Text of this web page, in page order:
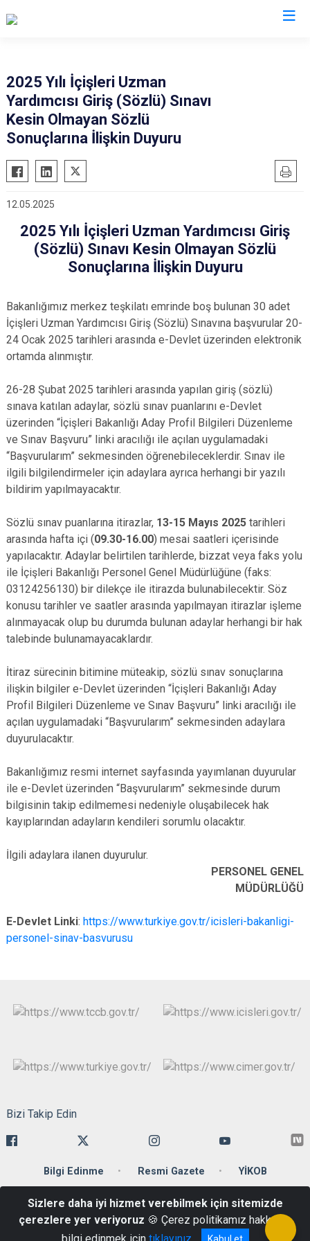
2025 Yılı İçişleri Uzman
Yardımcısı Giriş (Sözlü) Sınavı
Kesin Olmayan Sözlü
Sonuçlarına İlişkin Duyuru
12.05.2025
2025 Yılı İçişleri Uzman Yardımcısı Giriş
(Sözlü) Sınavı Kesin Olmayan Sözlü
Sonuçlarına İlişkin Duyuru
Bakanlığımız merkez teşkilatı emrinde boş bulunan 30 adet
İçişleri Uzman Yardımcısı Giriş (Sözlü) Sınavına başvurular 20-
24 Ocak 2025 tarihleri arasında e-Devlet üzerinden elektronik
ortamda alınmıştır.
26-28 Şubat 2025 tarihleri arasında yapılan giriş (sözlü)
sınava katılan adaylar, sözlü sınav puanlarını e-Devlet
üzerinden “İçişleri Bakanlığı Aday Profil Bilgileri Düzenleme
ve Sınav Başvuru” linki aracılığı ile açılan uygulamadaki
“Başvurularım” sekmesinden öğrenebileceklerdir. Sınav ile
ilgili bilgilendirmeler için adaylara ayrıca herhangi bir yazılı
bildirim yapılmayacaktır.
Sözlü sınav puanlarına itirazlar, 13-15 Mayıs 2025 tarihleri
arasında hafta içi (09.30-16.00) mesai saatleri içerisinde
yapılacaktır. Adaylar belirtilen tarihlerde, bizzat veya faks yolu
ile İçişleri Bakanlığı Personel Genel Müdürlüğüne (faks:
03124256130) bir dilekçe ile itirazda bulunabilecektir. Söz
konusu tarihler ve saatler arasında yapılmayan itirazlar işleme
alınmayacak olup bu durumda bulunan adaylar herhangi bir hak
talebinde bulunamayacaklardır.
İtiraz sürecinin bitimine müteakip, sözlü sınav sonuçlarına
ilişkin bilgiler e-Devlet üzerinden “İçişleri Bakanlığı Aday
Profil Bilgileri Düzenleme ve Sınav Başvuru” linki aracılığı ile
açılan uygulamadaki “Başvurularım” sekmesinden adaylara
duyurulacaktır.
Bakanlığımız resmi internet sayfasında yayımlanan duyurular
ile e-Devlet üzerinden “Başvurularım” sekmesinde durum
bilgisinin takip edilmemesi nedeniyle oluşabilecek hak
kayıplarından adayların kendileri sorumlu olacaktır.
İlgili adaylara ilanen duyurulur.
PERSONEL GENEL
MÜDÜRLÜĞÜ
E-Devlet Linki: https://www.turkiye.gov.tr/icisleri-bakanligi-
personel-sinav-basvurusu
Bizi Takip Edin
Bilgi Edinme Resmi Gazete YİKOB
Ankara Caddesi 34110 Cağaloğlu-Fatih/İstanbul
Telefon: +90 212 455 59 00 Belgegeçer : +90 212 512 20 86
Sizlere daha iyi hizmet verebilmek için sitemizde
çerezlere yer veriyoruz 🍪 Çerez politikamız hakkında